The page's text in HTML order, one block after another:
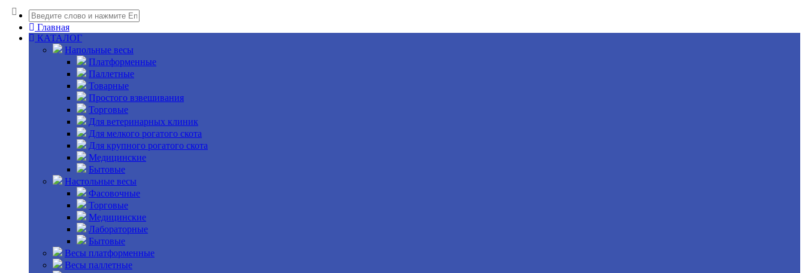
Главная
КАТАЛОГ
Напольные весы
Платформенные
Паллетные
Товарные
Простого взвешивания
Торговые
Для ветеринарных клиник
Для мелкого рогатого скота
Для крупного рогатого скота
Медицинские
Бытовые
Настольные весы
Фасовочные
Торговые
Медицинские
Лабораторные
Бытовые
Весы платформенные
Весы паллетные